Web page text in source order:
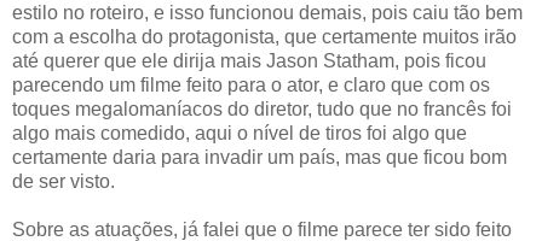
estilo no roteiro, e isso funcionou demais, pois caiu tão bem
com a escolha do protagonista, que certamente muitos irão
até querer que ele dirija mais Jason Statham, pois ficou
parecendo um filme feito para o ator, e claro que com os
toques megalomaníacos do diretor, tudo que no francês foi
algo mais comedido, aqui o nível de tiros foi algo que
certamente daria para invadir um país, mas que ficou bom
de ser visto.
Sobre as atuações, já falei que o filme parece ter sido feito